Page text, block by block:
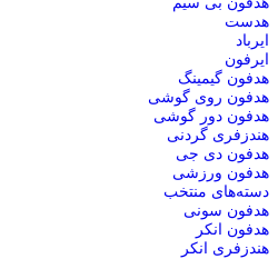
هدست
ایرباد
ایرفون
هدفون گیمینگ
هدفون روی گوشی
هدفون دور گوشی
هندزفری گردنی
هدفون دی جی
هدفون ورزشی
دسته‌های منتخب
هدفون سونی
هدفون انکر
هندزفری انکر